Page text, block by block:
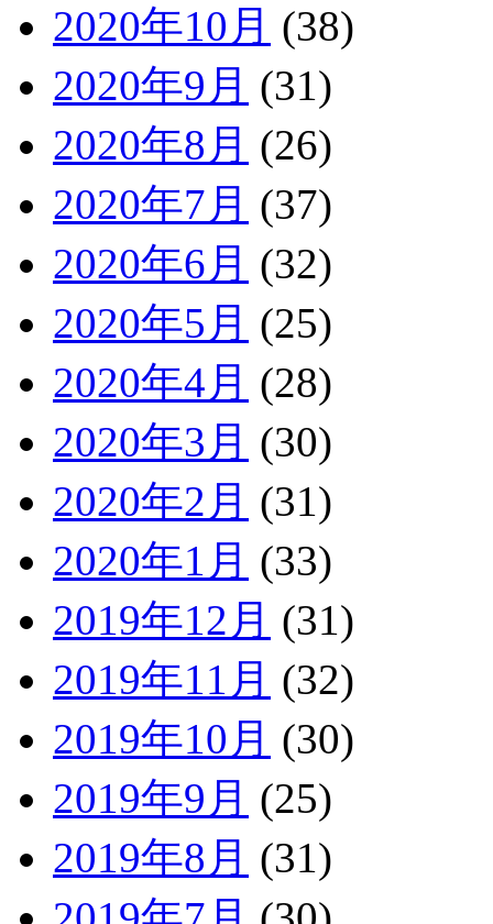
2020年10月 (38)
2020年9月 (31)
2020年8月 (26)
2020年7月 (37)
2020年6月 (32)
2020年5月 (25)
2020年4月 (28)
2020年3月 (30)
2020年2月 (31)
2020年1月 (33)
2019年12月 (31)
2019年11月 (32)
2019年10月 (30)
2019年9月 (25)
2019年8月 (31)